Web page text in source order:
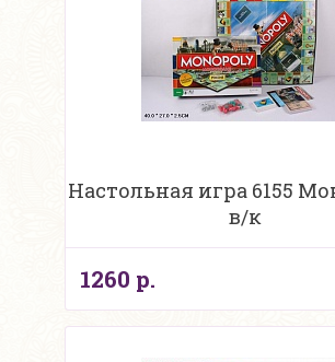
Настольная игра 6155
в/к
1260 р.